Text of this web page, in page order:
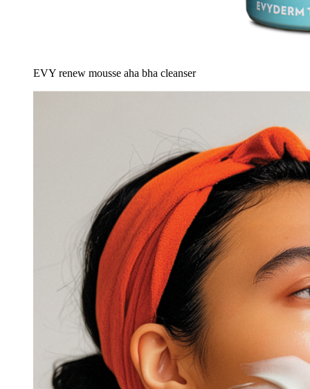
EVY renew mousse aha bha cleanser